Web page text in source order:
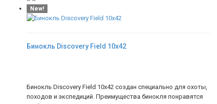
New!
Бинокль Discovery Field 10x42
Бинокль Discovery Field 10x42 создан специально для охоты,
походов и экспедиций. Преимущества бинокля понравятся